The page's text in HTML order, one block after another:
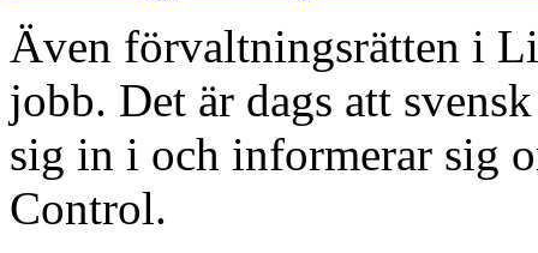
Även förvaltningsrätten i
jobb. Det är dags att
sig in i och informerar sig
Control.